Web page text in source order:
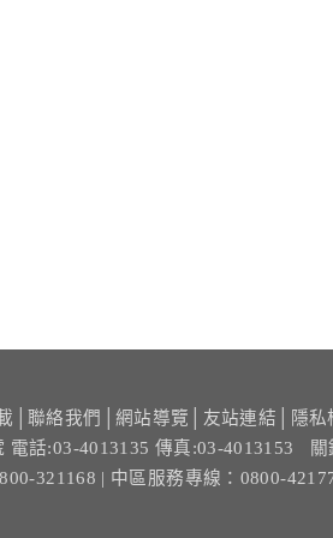
聯絡我們 網站導覽 友站連結 隱私
電話:03-4013135 傳真:03-4013153
321168 | 中區服務專線：0800-